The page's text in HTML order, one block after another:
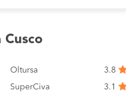
Cusco
Oltursa 3.8
SuperCiva
3.1